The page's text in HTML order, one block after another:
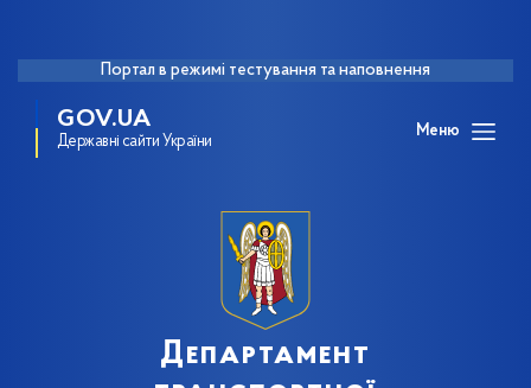
Портал в режимі тестування та наповнення
GOV.UA
Державні сайти України
Меню
Департамент